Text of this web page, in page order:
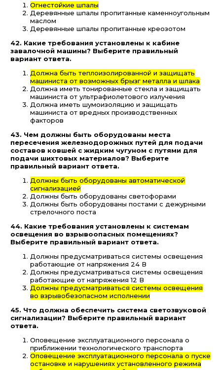
Огнестойкие шпалы
Деревянные шпалы пропитанные каменноугольным
маслом
Деревянные шпалы пропитанные креозотом
42. Какие требования установлены к кабине
завалочной машины? Выберите правильный
вариант ответа.
Должна быть теплоизолированной и защищать
машиниста от возможных брызг металла и шлака
Должна иметь тонированные стекла и защищать
машиниста от ультрафиолетового излучения
Должна иметь шумоизоляцию и защищать
машиниста от вредных производственных
факторов
43. Чем должны быть оборудованы места
пересечения железнодорожных путей для подачи
составов ковшей с жидким чугуном с путями для
подачи шихтовых материалов? Выберите
правильный вариант ответа.
Должны быть оборудованы автоматической
сигнализацией
Должны быть оборудованы светофорами
Должны быть оборудованы постами с дежурными
стрелочного поста
44. Какие требования установлены к системам
освещения во взрывоопасных помещениях?
Выберите правильный вариант ответа.
Должны предусматриваться системы освещения
работающие от напряжения 24 В
Должны предусматриваться системы освещения
работающие от напряжения 12 В
Должны предусматриваться системы освещения
во взрывобезопасном исполнении
45. Что должна обеспечить система светозвуковой
сигнализации? Выберите правильный вариант
ответа.
Оповещение эксплуатационного персонала о
приближении технологического транспорта
Оповещение эксплуатационного персонала о пуске
остановке и нарушениях установленного режима